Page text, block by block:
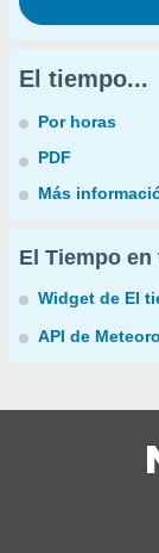
El tiempo...
Por horas
PDF
Más
El Tiempo en
Widget de El
API de